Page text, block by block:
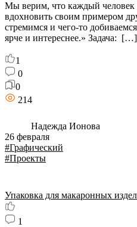
Мы верим, что каждый человек
вдохновить своим примером
стремимся и чего-то
ярче и интереснее.» Задача: […]
1
0
0
214
Надежда Ионова
26 февраля
#Графический
#Проекты
Упаковка для макаронных
1